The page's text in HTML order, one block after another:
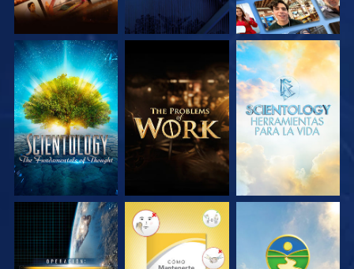
EXPLORA LAS
SERIES
EXPLORA LAS
SERIES
EXPLORA LAS
SERIES
VE VE VE